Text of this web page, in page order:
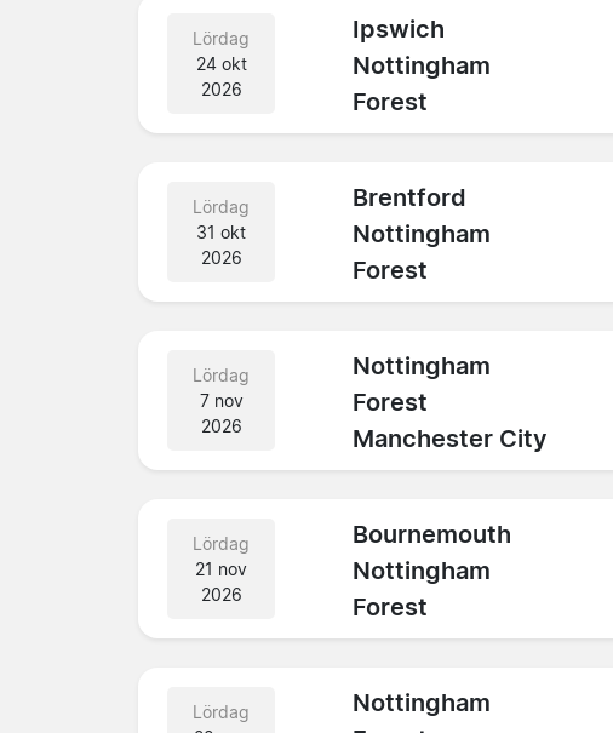
Lördag
24 okt
2026
Ipswich
Nottingham
Forest
Lördag
31 okt
2026
Brentford
Nottingham
Forest
Lördag
7 nov
2026
Nottingham
Forest
Manchester City
Lördag
21 nov
2026
Bournemouth
Nottingham
Forest
Lördag
Nottingham